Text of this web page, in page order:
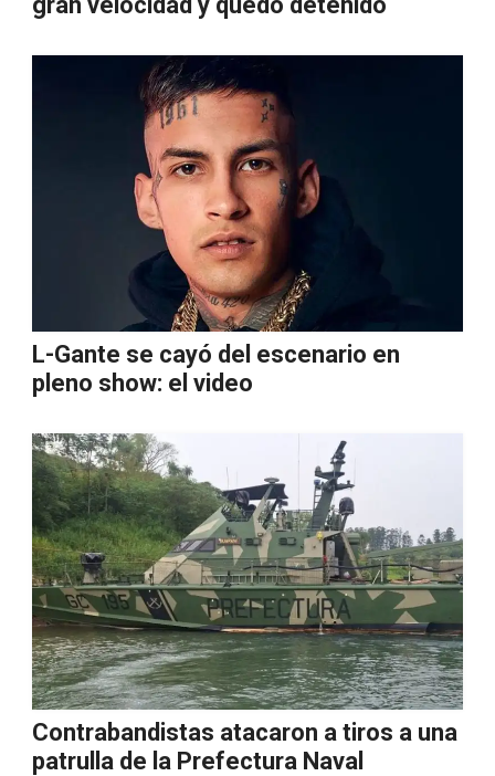
L-Gante se cayó del escenario en
pleno show: el video
Contrabandistas atacaron a tiros a una
patrulla de la Prefectura Naval